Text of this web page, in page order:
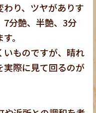
り、ツヤがありす
7分艶、半艶、3分
。
いものですが、晴れ
実際に見て回るのが